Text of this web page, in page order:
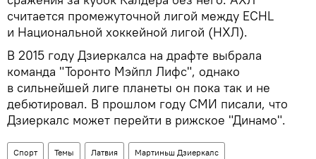
считается промежуточной лигой между ECHL
и Национальной хоккейной лигой (НХЛ).
В 2015 году Дзиеркалса на драфте выбрала
команда "Торонто Мэйпл Лифс", однако
в сильнейшей лиге планеты он пока так и не
дебютировал. В прошлом году СМИ писали, что
Дзиеркалс может перейти в рижское "Динамо".
Спорт Темы Латвия Мартиньш Дзиеркалс